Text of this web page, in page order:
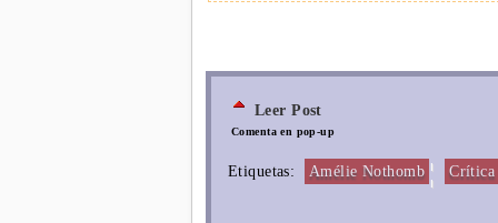
Leer Post
Comenta en pop-up
Etiquetas: Amélie Nothomb ¦ Crítica